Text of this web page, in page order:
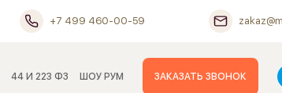
+7 499 460-00-59
44 И 223 ФЗ ШОУ РУМ ЗАКАЗАТЬ ЗВОНОК